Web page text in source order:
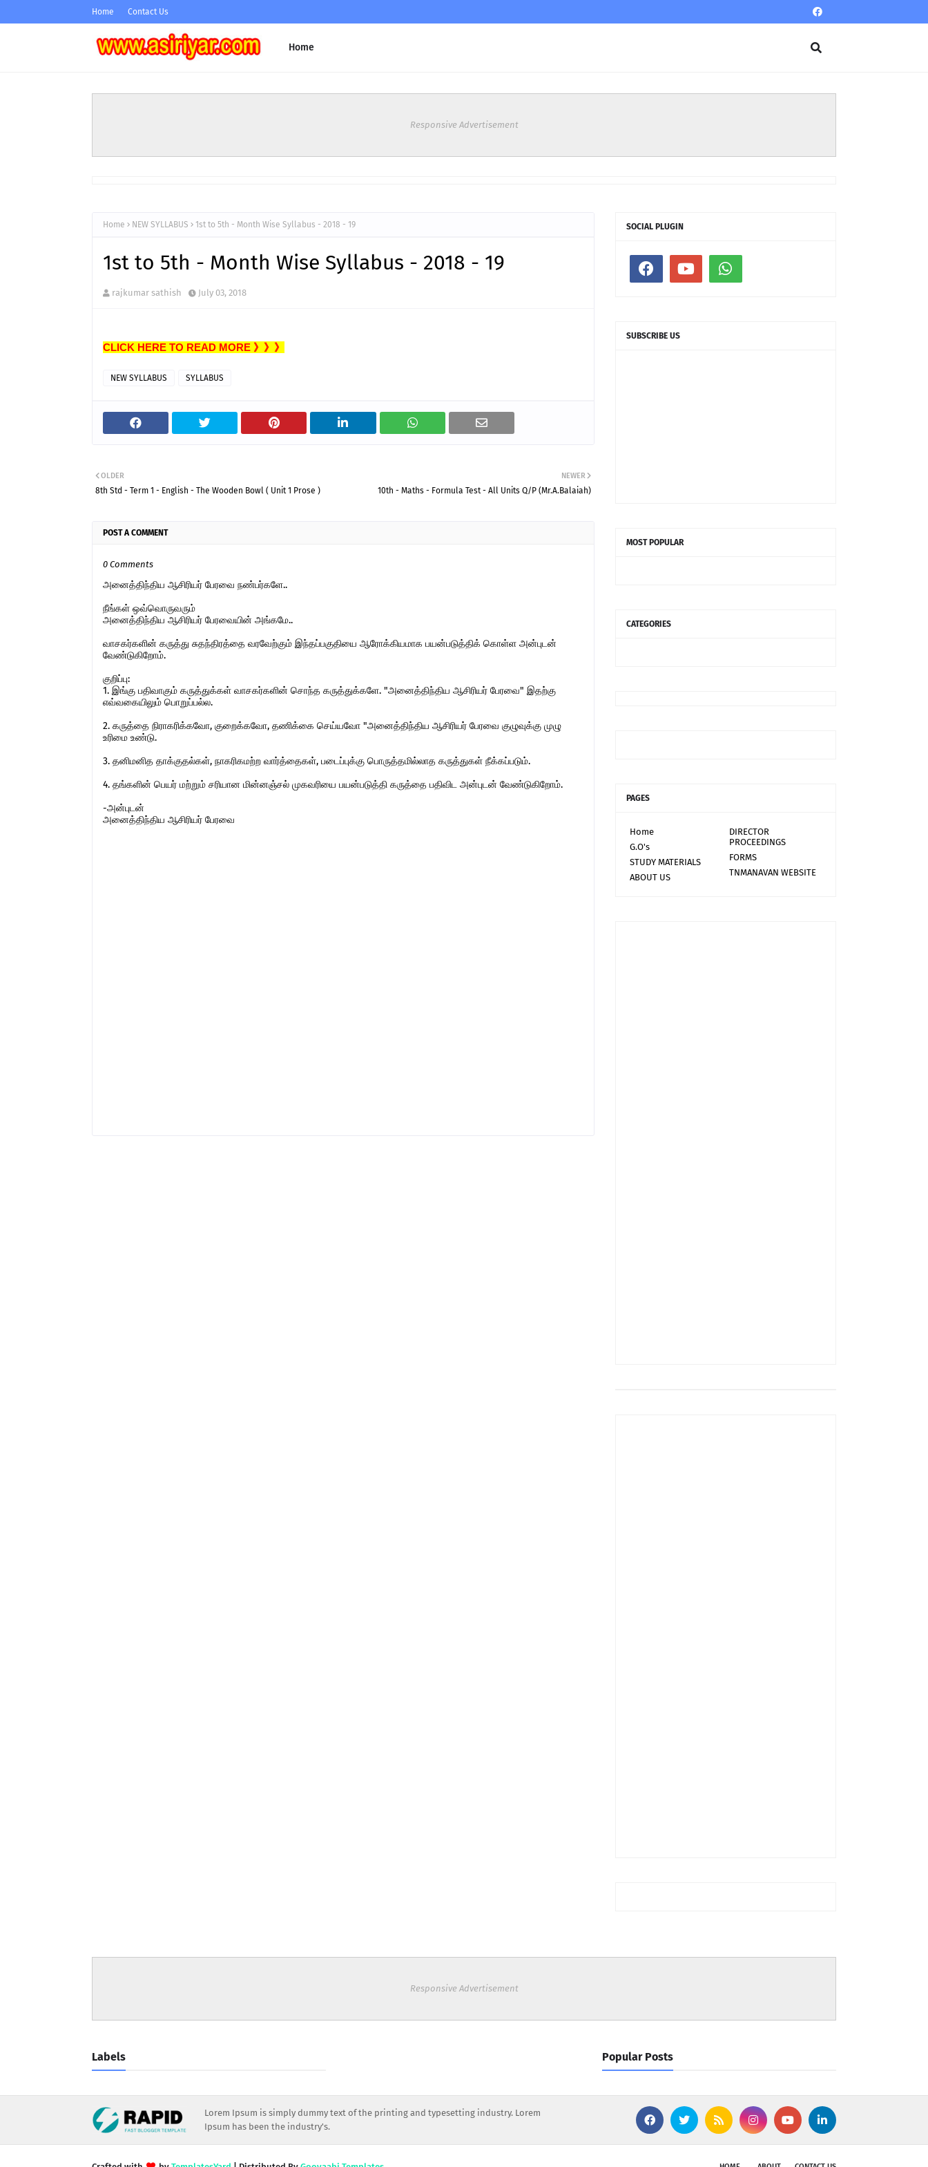
Home Contact Us
Home
Responsive Advertisement
Home NEW SYLLABUS 1st to 5th - Month Wise Syllabus - 2018 - 19
1st to 5th - Month Wise Syllabus - 2018 - 19
rajkumar sathish July 03, 2018
CLICK HERE TO READ MORE 》》》
NEW SYLLABUS SYLLABUS
NEWER
10th - Maths - Formula Test - All Units Q/P (Mr.A.Balaiah)
OLDER
8th Std - Term 1 - English - The Wooden Bowl ( Unit 1 Prose )
POST A COMMENT
0 Comments
அனைத்திந்திய ஆசிரியர் பேரவை நண்பர்களே..
நீங்கள் ஒவ்வொருவரும்
அனைத்திந்திய ஆசிரியர் பேரவையின் அங்கமே..
வாசகர்களின் கருத்து சுதந்திரத்தை வரவேற்கும் இந்தப்பகுதியை ஆரோக்கியமாக பயன்படுத்திக் கொள்ள அன்புடன்
வேண்டுகிறோம்.
குறிப்பு:
1. இங்கு பதிவாகும் கருத்துக்கள் வாசகர்களின் சொந்த கருத்துக்களே. "அனைத்திந்திய ஆசிரியர் பேரவை" இதற்கு
எவ்வகையிலும் பொறுப்பல்ல.
2. கருத்தை நிராகரிக்கவோ, குறைக்கவோ, தணிக்கை செய்யவோ "அனைத்திந்திய ஆசிரியர் பேரவை குழுவுக்கு முழு
உரிமை உண்டு.
3. தனிமனித தாக்குதல்கள், நாகரிகமற்ற வார்த்தைகள், படைப்புக்கு பொருத்தமில்லாத கருத்துகள் நீக்கப்படும்.
4. தங்களின் பெயர் மற்றும் சரியான மின்னஞ்சல் முகவரியை பயன்படுத்தி கருத்தை பதிவிட அன்புடன் வேண்டுகிறோம்.
-அன்புடன்
அனைத்திந்திய ஆசிரியர் பேரவை
SOCIAL PLUGIN
SUBSCRIBE US
MOST POPULAR
CATEGORIES
PAGES
Home
DIRECTOR
PROCEEDINGS
G.O's
FORMS
STUDY MATERIALS
TNMANAVAN WEBSITE
ABOUT US
Responsive Advertisement
Labels Popular Posts
Lorem Ipsum is simply dummy text of the printing and typesetting industry. Lorem
Ipsum has been the industry's.